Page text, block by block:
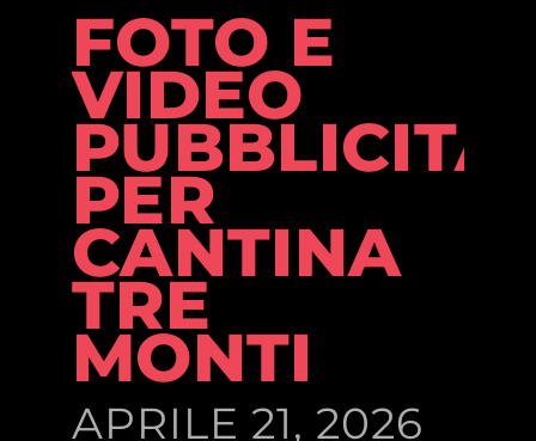
FOTO E
VIDEO
PER
CANTINA
TRE
MONTI
APRILE 21, 2026